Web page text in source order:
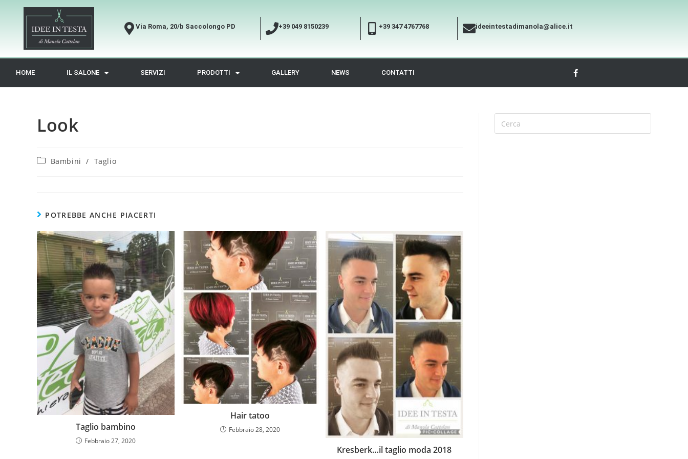
Via Roma, 20/b Saccolongo PD +39 049 8150239 +39 347 4767768 ideeintestadimanola@alice.it
HOME IL SALONE SERVIZI PRODOTTI GALLERY NEWS CONTATTI
Look
Bambini / Taglio
POTREBBE ANCHE PIACERTI
Taglio bambino
Febbraio 27, 2020
Hair tatoo
Febbraio 28, 2020
Kresberk…il taglio moda 2018